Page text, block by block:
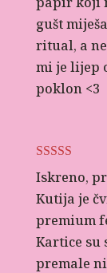
gušt
ritual, a
mi je lijep
poklon <3
Ocijenjeno
od 5
Iskreno,
Kutija je
premium
Kartice su
premale